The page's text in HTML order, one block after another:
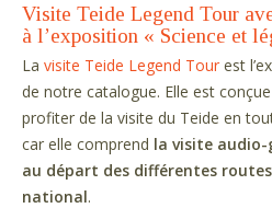
Visite Teide Legend Tour
à l’exposition « Science et
La visite Teide Legend Tour est
de notre catalogue. Elle est
profiter de la visite du Teide en
car elle comprend la visite
au départ des différentes routes
national.